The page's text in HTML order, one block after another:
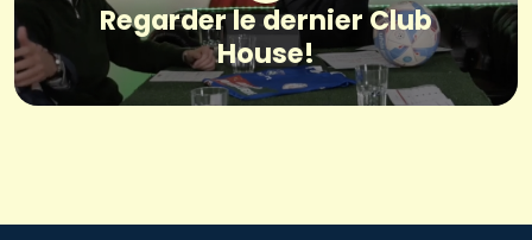
Regarder le dernier Club
House!